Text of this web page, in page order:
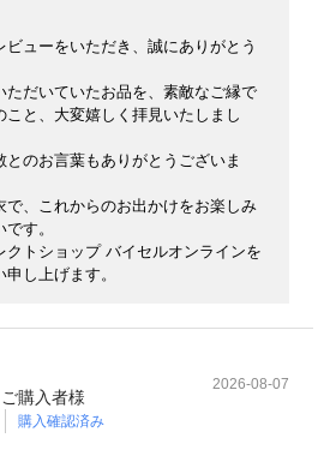
ビューをいただき、誠にありがとう
ただいていたお品を、素敵なご縁で
こと、大変嬉しく拝見いたしまし
とのお言葉もありがとうございま
で、これからのお出かけをお楽しみ
す。
クトショップ バイセルオンラインを
し上げます。
ご購入者様
購入確認済み
2026-08-07